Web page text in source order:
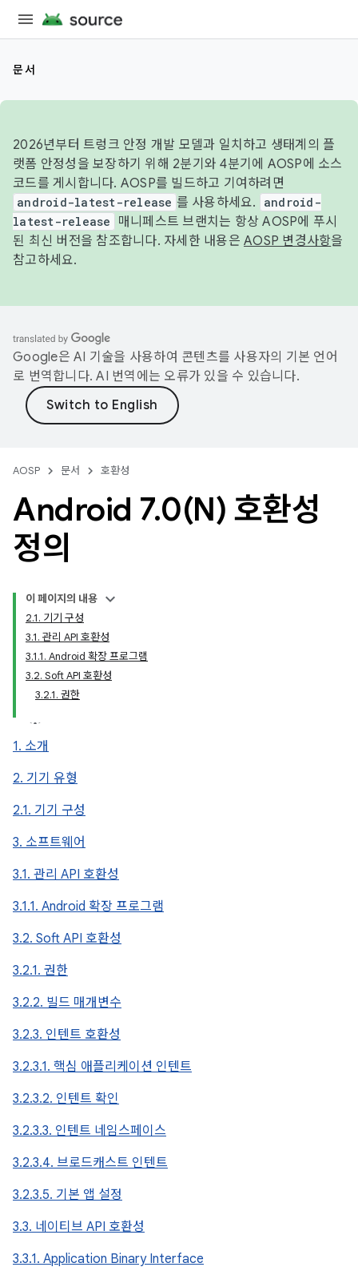
문서
2026년부터 트렁크 안정 개발 모델과 일치하고 생태계의 플
랫폼 안정성을 보장하기 위해 2분기와 4분기에 AOSP에 소스
코드를 게시합니다. AOSP를 빌드하고 기여하려면
android-latest-release 를 사용하세요.
android-
latest-release
매니페스트 브랜치는 항상 AOSP에 푸시
된 최신 버전을 참조합니다. 자세한 내용은 AOSP 변경사항을
참고하세요.
Google은 AI 기술을 사용하여 콘텐츠를 사용자의 기본 언어
로 번역합니다. AI 번역에는 오류가 있을 수 있습니다.
AOSP 문서 호환성
Android 7.0(N) 호환성
정의
이 페이지의 내용
2.1. 기기 구성
3.1. 관리 API 호환성
3.1.1. Android 확장 프로그램
3.2. Soft API 호환성
3.2.1. 권한
1. 소개
2. 기기 유형
2.1. 기기 구성
3. 소프트웨어
3.1. 관리 API 호환성
3.1.1. Android 확장 프로그램
3.2. Soft API 호환성
3.2.1. 권한
3.2.2. 빌드 매개변수
3.2.3. 인텐트 호환성
3.2.3.1. 핵심 애플리케이션 인텐트
3.2.3.2. 인텐트 확인
3.2.3.3. 인텐트 네임스페이스
3.2.3.4. 브로드캐스트 인텐트
3.2.3.5. 기본 앱 설정
3.3. 네이티브 API 호환성
3.3.1. Application Binary Interface